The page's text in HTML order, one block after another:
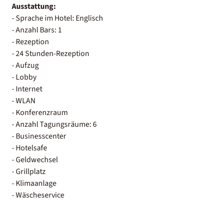
Ausstattung:
- Sprache im Hotel: Englisch
- Anzahl Bars: 1
- Rezeption
- 24 Stunden-Rezeption
- Aufzug
- Lobby
- Internet
- WLAN
- Konferenzraum
- Anzahl Tagungsräume: 6
- Businesscenter
- Hotelsafe
- Geldwechsel
- Grillplatz
- Klimaanlage
- Wäscheservice